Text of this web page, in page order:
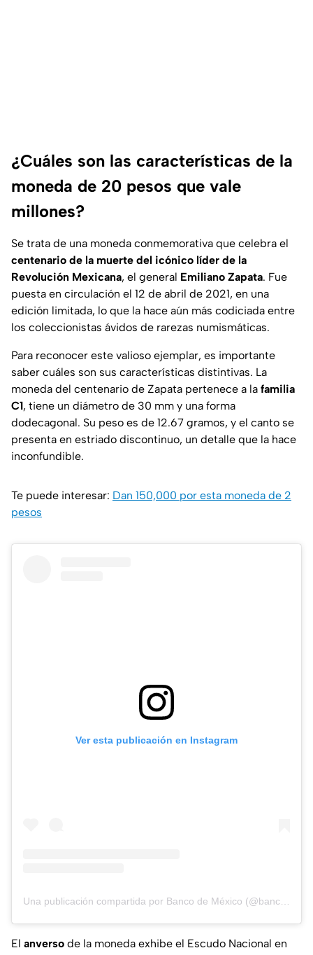
¿Cuáles son las características de la
moneda de 20 pesos que vale
millones?
Se trata de una moneda conmemorativa que celebra el
centenario de la muerte del icónico líder de la
Revolución Mexicana, el general Emiliano Zapata. Fue
puesta en circulación el 12 de abril de 2021, en una
edición limitada, lo que la hace aún más codiciada entre
los coleccionistas ávidos de rarezas numismáticas.
Para reconocer este valioso ejemplar, es importante
saber cuáles son sus características distintivas. La
moneda del centenario de Zapata pertenece a la familia
C1, tiene un diámetro de 30 mm y una forma
dodecagonal. Su peso es de 12.67 gramos, y el canto se
presenta en estriado discontinuo, un detalle que la hace
inconfundible.
Te puede interesar: Dan 150,000 por esta moneda de 2
pesos
Ver esta publicación en Instagram
El anverso de la moneda exhibe el Escudo Nacional en